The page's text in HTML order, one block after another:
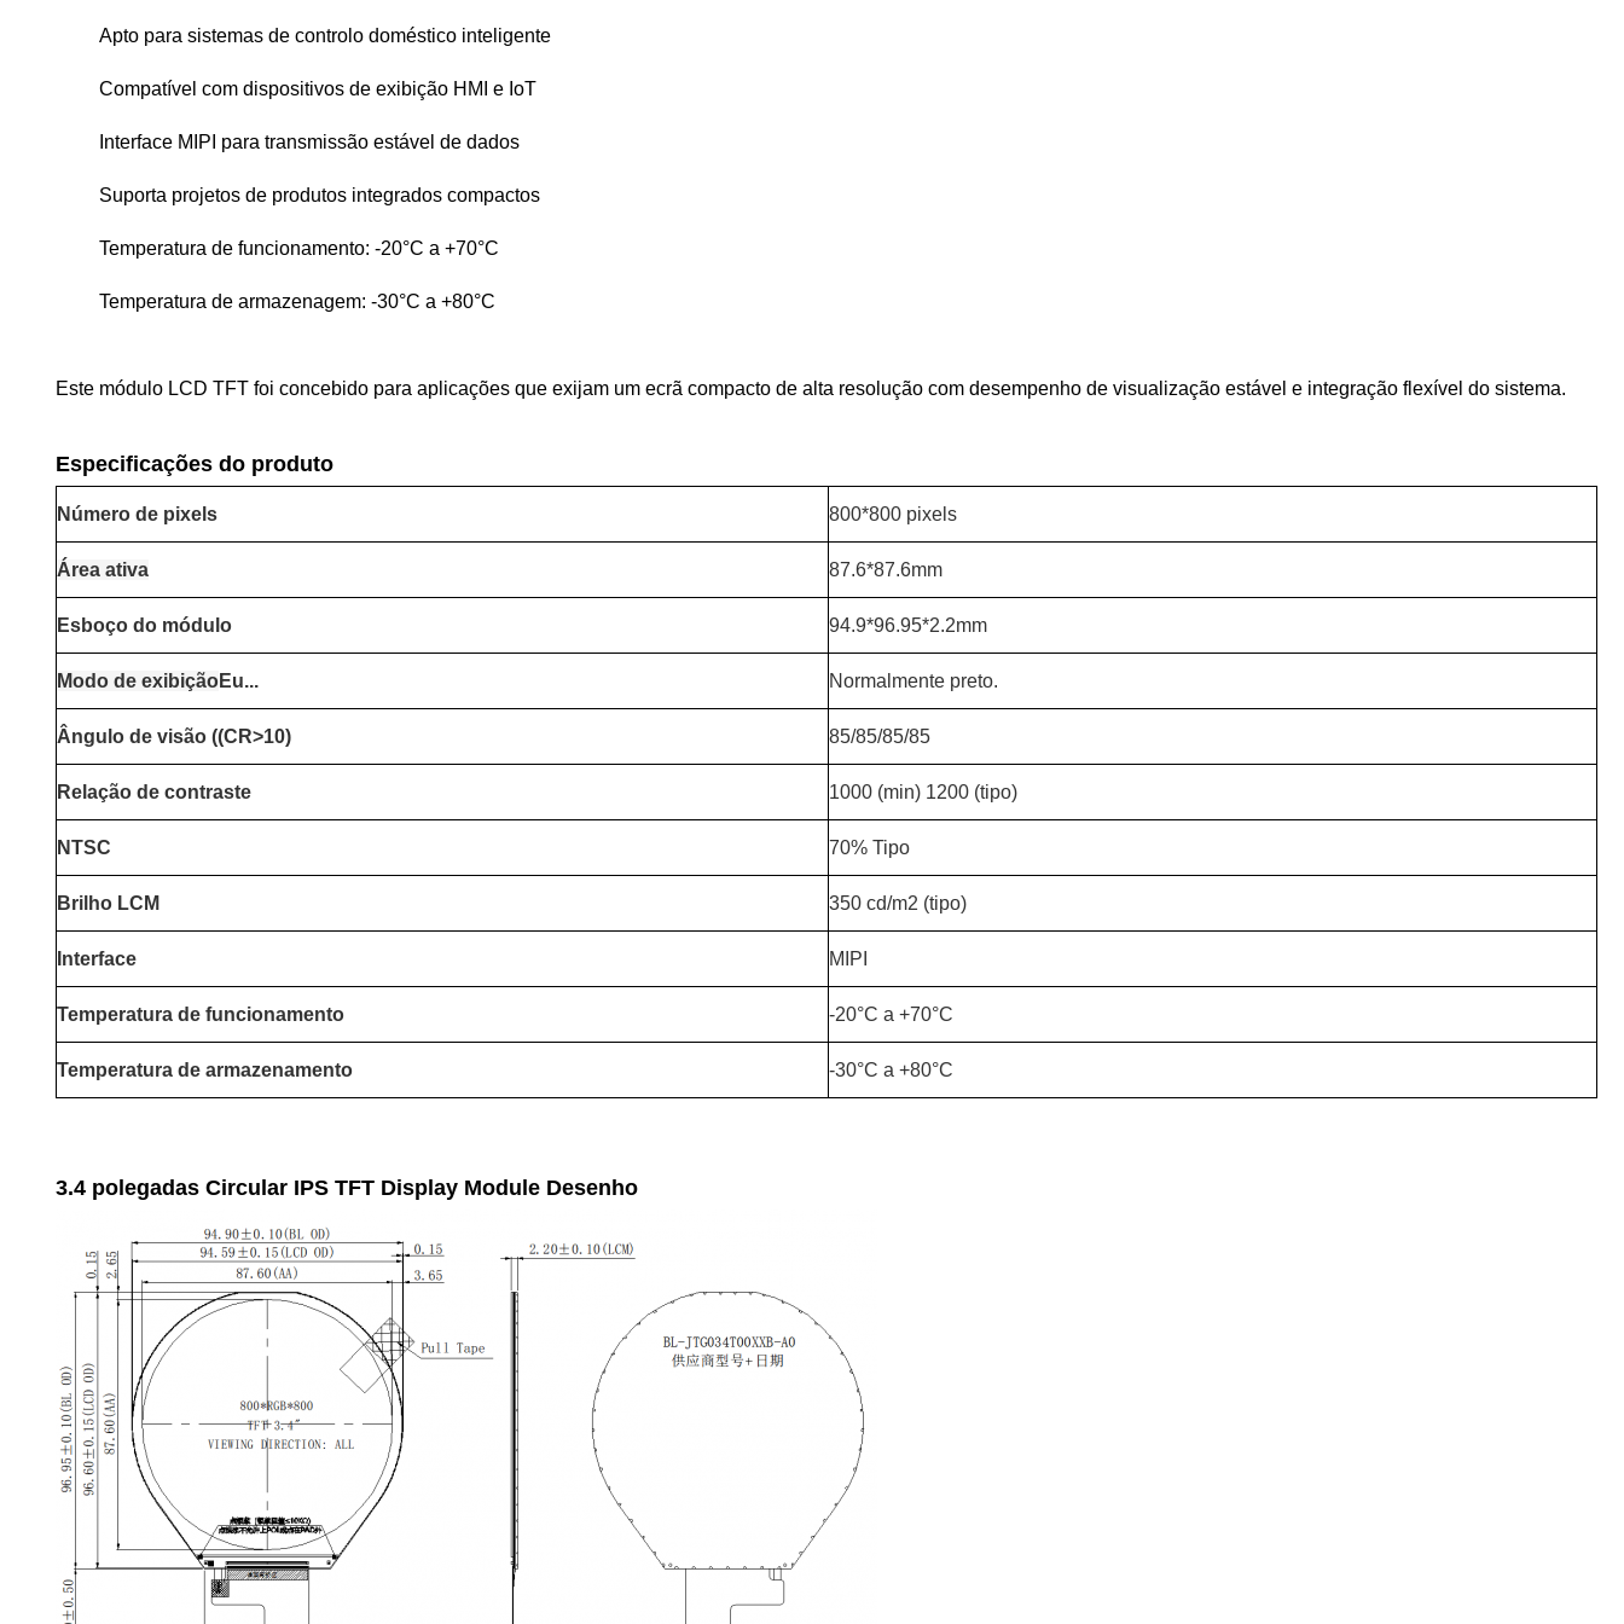
Apto para sistemas de controlo doméstico inteligente
Compatível com dispositivos de exibição HMI e IoT
Interface MIPI para transmissão estável de dados
Suporta projetos de produtos integrados compactos
Temperatura de funcionamento: -20°C a +70°C
Temperatura de armazenagem: -30°C a +80°C
Este módulo LCD TFT foi concebido para aplicações que exijam um ecrã compacto de alta resolução com desempenho de visualização estável e integração flexível do sistema.
Especificações do produto
Número de pixels 800*800 pixels
Área ativa 87.6*87.6mm
Esboço do módulo 94.9*96.95*2.2mm
Modo de exibiçãoEu... Normalmente preto.
Ângulo de visão ((CR>10) 85/85/85/85
Relação de contraste 1000 (min) 1200 (tipo)
NTSC 70% Tipo
Brilho LCM 350 cd/m2 (tipo)
Interface MIPI
Temperatura de funcionamento -20°C a +70°C
Temperatura de armazenamento -30°C a +80°C
3.4 polegadas Circular IPS TFT Display Module Desenho